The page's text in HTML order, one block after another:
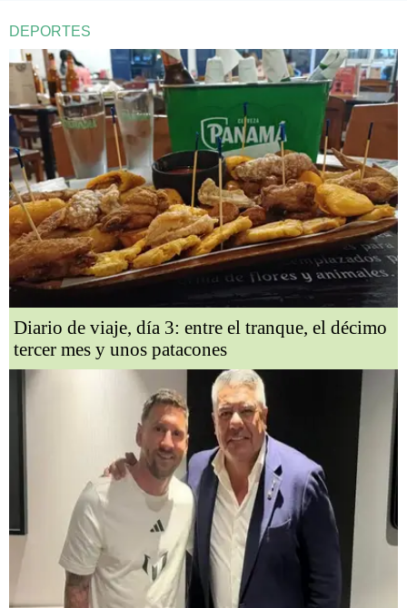
DEPORTES
Diario de viaje, día 3: entre el tranque, el décimo
tercer mes y unos patacones